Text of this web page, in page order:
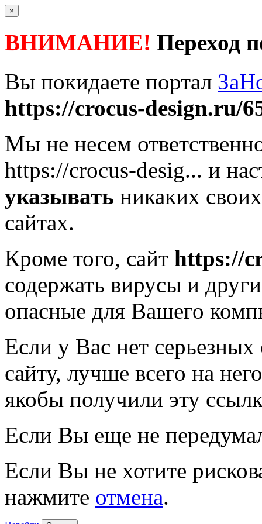
×
ВНИМАНИЕ! Переход
Вы покидаете портал
https://crocus-design.ru/
Мы не несем
https://crocus-desig... и
указывать никаких
сайтах.
Кроме того, сайт https://
содержать вирусы и
опасные для Вашего
Если у Вас нет
сайту, лучше всего на
якобы получили эту
Если Вы еще не
Если Вы не хотите
нажмите отмена.